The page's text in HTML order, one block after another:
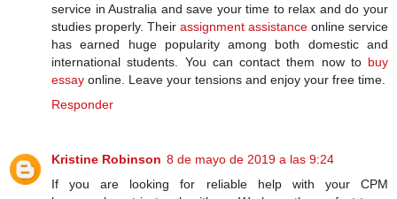
service in Australia and save your time to relax and do your
studies properly. Their assignment assistance online service
has earned huge popularity among both domestic and
international students. You can contact them now to buy
essay online. Leave your tensions and enjoy your free time.
Responder
Kristine Robinson 8 de mayo de 2019 a las 9:24
If you are looking for reliable help with your CPM